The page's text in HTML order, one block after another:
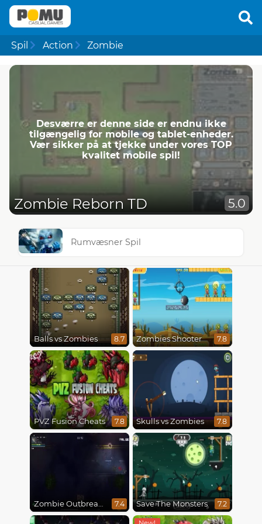
Spil Action Zombie
Desværre er denne side er endnu ikke
tilgængelig for mobile og tablet-enheder.
Vær sikker på at tjekke under vores TOP
kvalitet mobile spil!
Zombie Reborn TD 5.0
Rumvæsner Spil
Balls vs Zombies 8.7 Zombies Shooter 7.8
PVZ Fusion Cheats 7.8 Skulls vs Zombies 7.8
Zombie Outbreak Arena 7.4 Save The Monsters 7.2